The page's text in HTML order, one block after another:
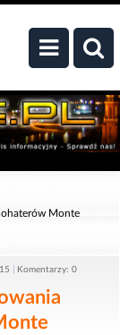
Monte
Komentarzy: 0